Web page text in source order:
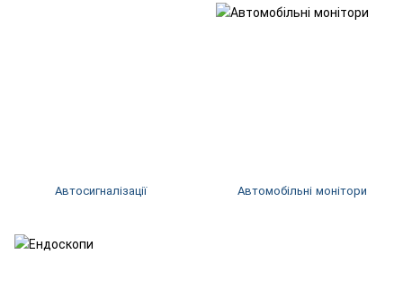
Автосигналізації Автомобільні монітори